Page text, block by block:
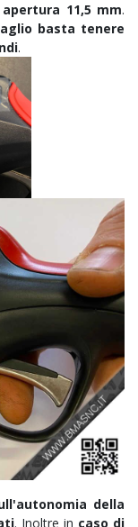
11,5 mm.
basta tenere
.
della
. Inoltre in caso di